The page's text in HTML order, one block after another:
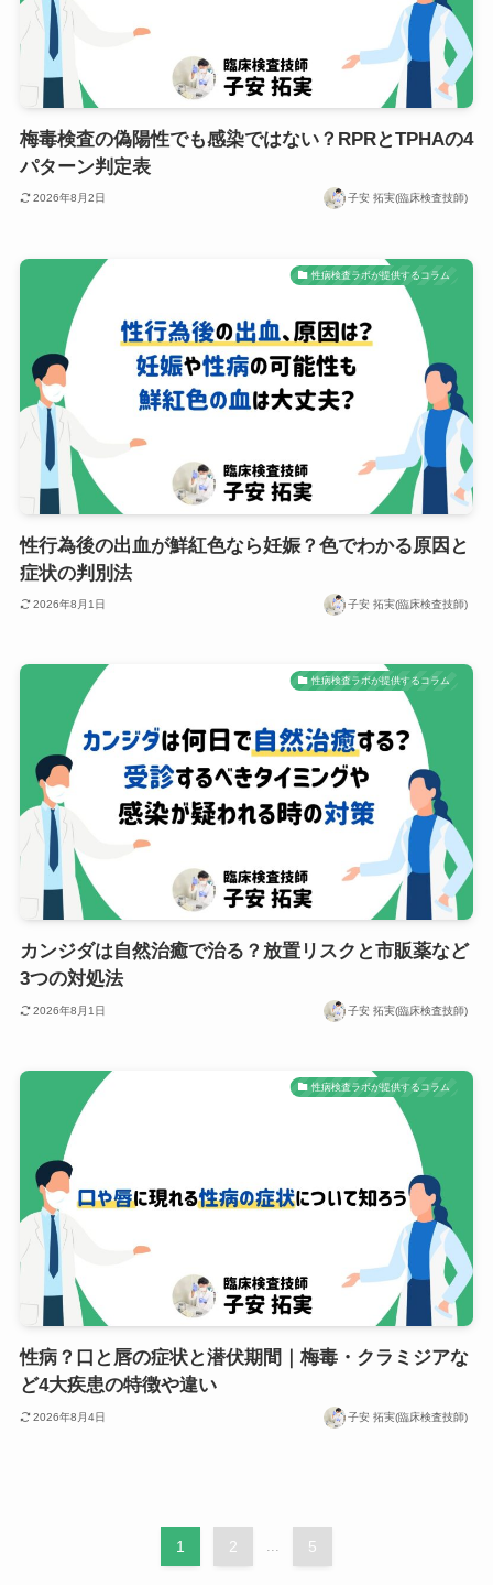
梅毒検査の偽陽性でも感染ではない？RPRとTPHAの4
パターン判定表
2026年8月2日 子安 拓実(臨床検査技師)
性病検査ラボが提供するコラム
性行為後の出血が鮮紅色なら妊娠？色でわかる原因と
症状の判別法
2026年8月1日 子安 拓実(臨床検査技師)
性病検査ラボが提供するコラム
カンジダは自然治癒で治る？放置リスクと市販薬など
3つの対処法
2026年8月1日 子安 拓実(臨床検査技師)
性病検査ラボが提供するコラム
性病？口と唇の症状と潜伏期間｜梅毒・クラミジアな
ど4大疾患の特徴や違い
2026年8月4日 子安 拓実(臨床検査技師)
1 2 ... 5